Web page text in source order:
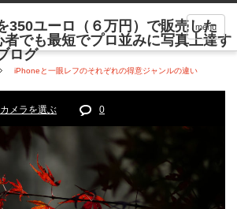
menu
iPhoneと一眼レフのそれぞれの得意ジャンルの違い
カメラを選ぶ 0